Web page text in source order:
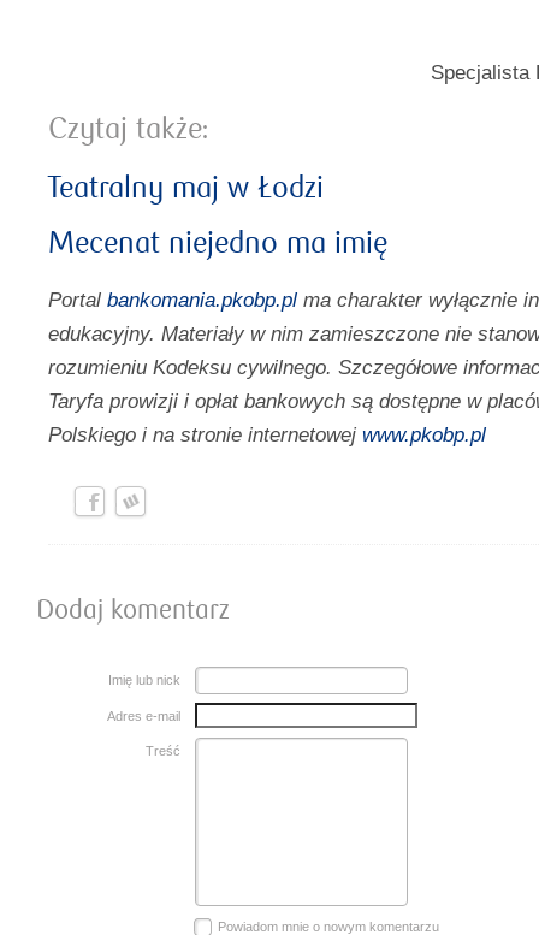
Specjalista
Czytaj także:
Teatralny maj w Łodzi
Mecenat niejedno ma imię
Portal bankomania.pkobp.pl ma charakter wyłącznie
edukacyjny. Materiały w nim zamieszczone nie
rozumieniu Kodeksu cywilnego. Szczegółowe
Taryfa prowizji i opłat bankowych są dostępne w
Polskiego i na stronie internetowej www.pkobp.pl
Dodaj komentarz
Imię lub nick
Adres e-mail
Treść
Powiadom mnie o nowym komentarzu